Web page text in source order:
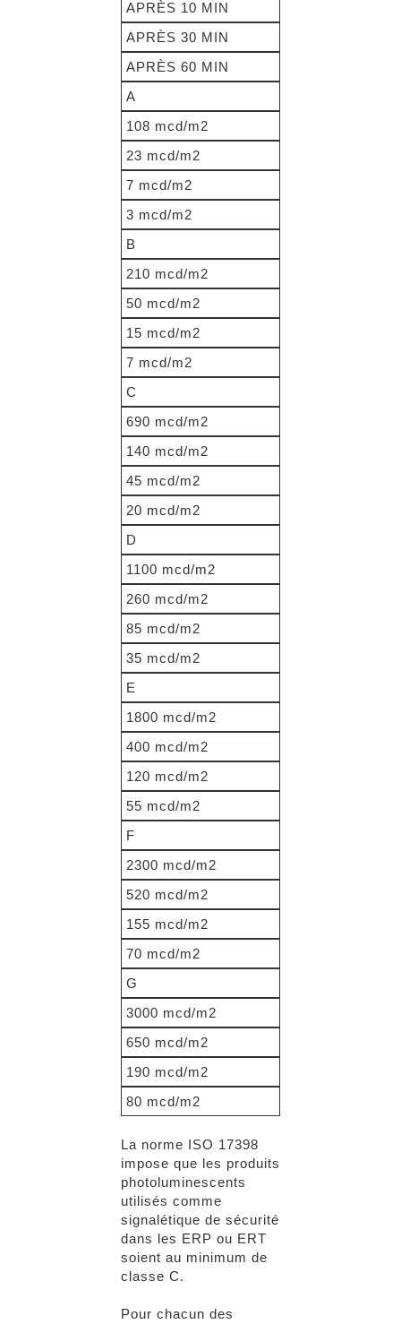
APRÈS 10 MIN
APRÈS 30 MIN
APRÈS 60 MIN
A
108 mcd/m2
23 mcd/m2
7 mcd/m2
3 mcd/m2
B
210 mcd/m2
50 mcd/m2
15 mcd/m2
7 mcd/m2
C
690 mcd/m2
140 mcd/m2
45 mcd/m2
20 mcd/m2
D
1100 mcd/m2
260 mcd/m2
85 mcd/m2
35 mcd/m2
E
1800 mcd/m2
400 mcd/m2
120 mcd/m2
55 mcd/m2
F
2300 mcd/m2
520 mcd/m2
155 mcd/m2
70 mcd/m2
G
3000 mcd/m2
650 mcd/m2
190 mcd/m2
80 mcd/m2
La norme ISO 17398
impose que les produits
photoluminescents
utilisés comme
signalétique de sécurité
dans les ERP ou ERT
soient au minimum de
classe C.
Pour chacun des